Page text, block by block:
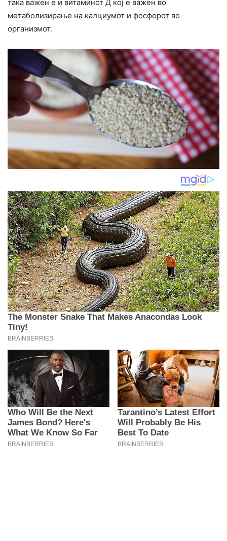
така важен е и витаминот Д кој е важен во
метаболизирање на калциумот и фосфорот во
организмот.